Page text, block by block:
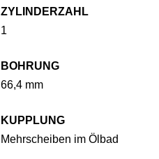
ZYLINDERZAHL
1
BOHRUNG
66,4 mm
KUPPLUNG
Mehrscheiben im Ölbad